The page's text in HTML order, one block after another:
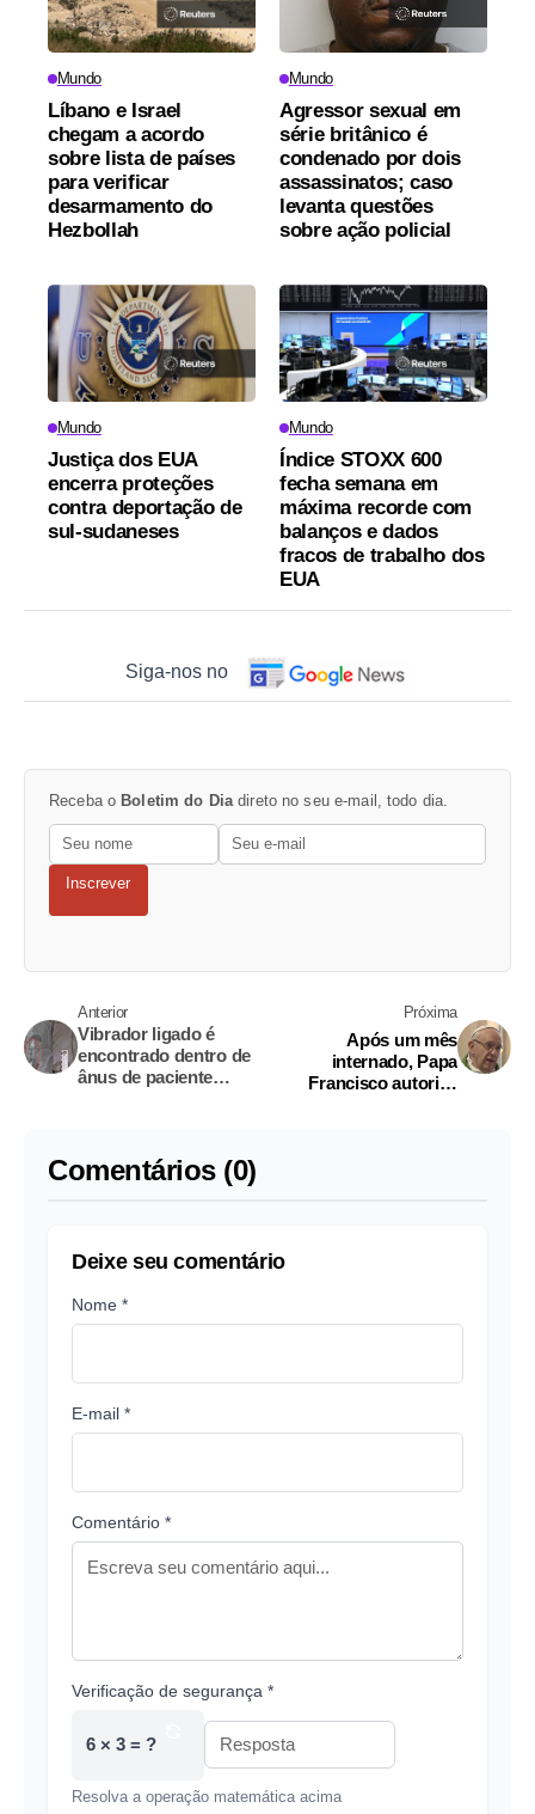
Mundo
Líbano e Israel
chegam a acordo
sobre lista de países
para verificar
desarmamento do
Hezbollah
Mundo
Agressor sexual em
série britânico é
condenado por dois
assassinatos; caso
levanta questões
sobre ação policial
Mundo
Justiça dos EUA
encerra proteções
contra deportação de
sul-sudaneses
Mundo
Índice STOXX 600
fecha semana em
máxima recorde com
balanços e dados
fracos de trabalho dos
EUA
Siga-nos no
Receba o Boletim do Diadireto no seu e-mail, todo dia.
Inscrever
Anterior
Vibrador ligado é
encontrado dentro de
ânus de paciente
Próxima
Após um mês
internado, Papa
Francisco autoriza
Comentários (0)
Deixe seu comentário
Nome *
E-mail *
Comentário *
Verificação de segurança *
6 × 3 = ?
Resolva a operação matemática acima